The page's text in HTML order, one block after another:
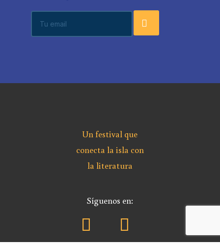
Un festival que
conecta la isla con
la literatura
Síguenos en: